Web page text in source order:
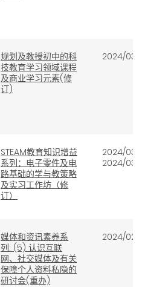
规划及教授初中的科
技教育学习领域课程
及商业学习元素(修
订)
2024/03/11
STEAM教育知识增益
系列：电子零件及电
路基础的学与教策略
及实习工作坊（修
订）
2024/03/
2024/03/
媒体和资讯素养系
列: (5) 认识互联
网、社交媒体及有关
保障个人资料私隐的
研讨会(重办)
2024/02/